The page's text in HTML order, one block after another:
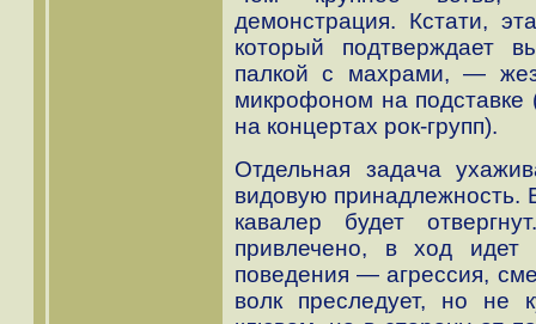
демонстрация. Кстати,
который подтверждает
палкой с махрами, —
микрофоном на подставке
на концертах рок-групп).
Отдельная задача
видовую принадлежность.
кавалер будет
привлечено, в ход идет
поведения — агрессия,
волк преследует, но не